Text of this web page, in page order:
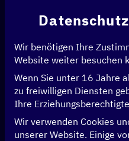
Startseite > Disruptive
Teilen
Wir benötigen Ihre
Website weiter besuchen
Wenn Sie unter 16 Jahre
zu freiwilligen Diensten
Ihre
Wir verwenden Cookies
unserer Website. Einige